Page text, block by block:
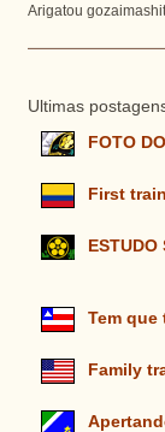
Arigatou
Ultimas
FOTO
First
Tem que
Family